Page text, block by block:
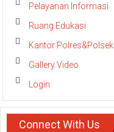
Pelayanan Informasi
Ruang Edukasi
Kantor Polres&Polsek
Gallery Video
Login
Connect With Us